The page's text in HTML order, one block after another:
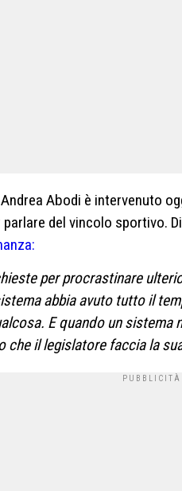
Abodi è intervenuto
parlare del vincolo sportivo.
per procrastinare
abbia avuto tutto il
E quando un
che il legislatore faccia la